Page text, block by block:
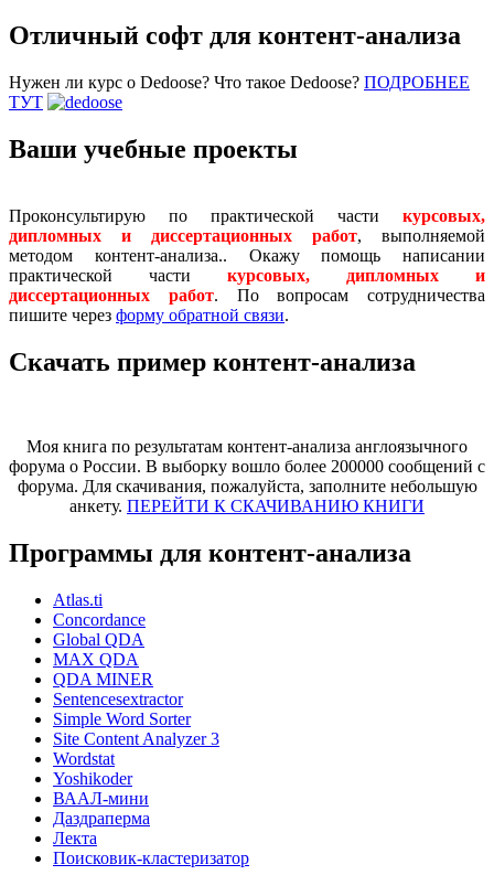
Отличный софт для контент-анализа
Нужен ли курс о Dedoose? Что такое Dedoose? ПОДРОБНЕЕ
ТУТ
Ваши учебные проекты
Проконсультирую по практической части курсовых,
дипломных и диссертационных работ, выполняемой
методом контент-анализа.. Окажу помощь написании
практической части курсовых, дипломных и
диссертационных работ. По вопросам сотрудничества
пишите через форму обратной связи.
Скачать пример контент-анализа
Моя книга по результатам контент-анализа англоязычного
форума о России. В выборку вошло более 200000 сообщений с
форума. Для скачивания, пожалуйста, заполните небольшую
анкету. ПЕРЕЙТИ К СКАЧИВАНИЮ КНИГИ
Программы для контент-анализа
Atlas.ti
Concordance
Global QDA
MAX QDA
QDA MINER
Sentencesextractor
Simple Word Sorter
Site Content Analyzer 3
Wordstat
Yoshikoder
ВААЛ-мини
Даздраперма
Лекта
Поисковик-кластеризатор